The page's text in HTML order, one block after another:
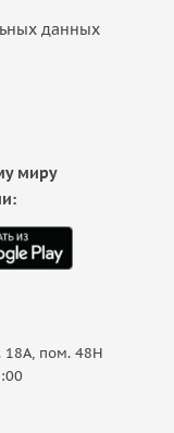
данных
18A, пом. 48Н
миру